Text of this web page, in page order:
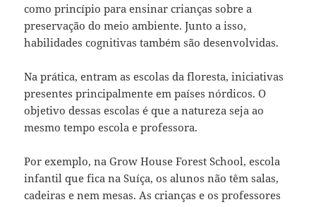
como princípio para ensinar crianças sobre a
preservação do meio ambiente. Junto a isso,
habilidades cognitivas também são desenvolvidas.
Na prática, entram as escolas da floresta, iniciativas
presentes principalmente em países nórdicos. O
objetivo dessas escolas é que a natureza seja ao
mesmo tempo escola e professora.
Por exemplo, na Grow House Forest School, escola
infantil que fica na Suíça, os alunos não têm salas,
cadeiras e nem mesas. As crianças e os professores